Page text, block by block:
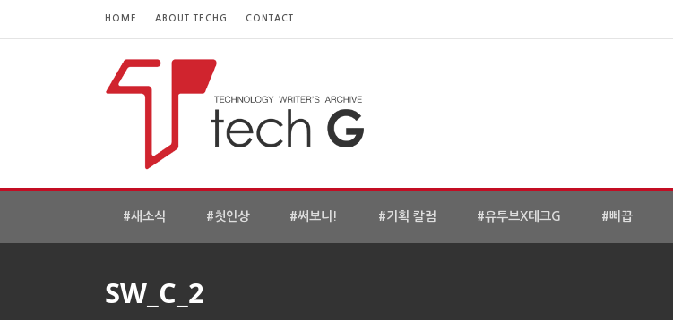
HOME ABOUT TECHG CONTACT
#새소식 #첫인상 #써보니! #기획 칼럼 #유투브X테크G #삐끕
SW_C_2